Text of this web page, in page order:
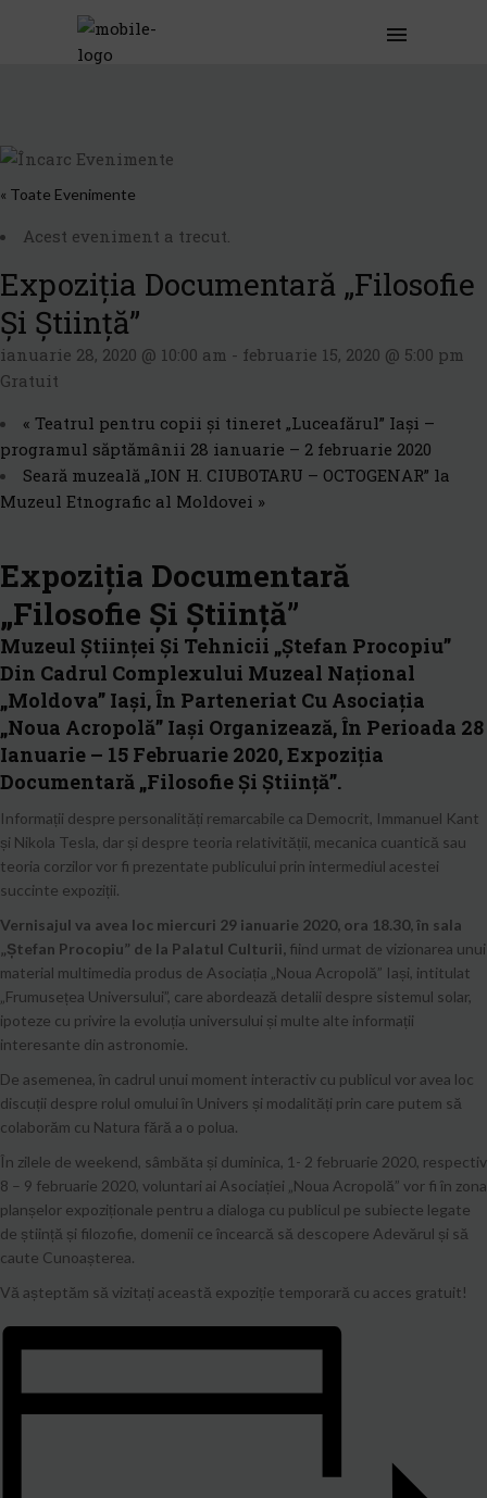
« Toate Evenimente
Acest eveniment a trecut.
Expoziția Documentară „Filosofie
Și Știință”
ianuarie 28, 2020 @ 10:00 am - februarie 15, 2020 @ 5:00 pm
Gratuit
« Teatrul pentru copii și tineret „Luceafărul” Iași –
programul săptămânii 28 ianuarie – 2 februarie 2020
Seară muzeală „ION H. CIUBOTARU – OCTOGENAR” la
Muzeul Etnografic al Moldovei »
Expoziția Documentară
„Filosofie Și Știință”
Muzeul Științei Și Tehnicii „Ștefan Procopiu”
Din Cadrul Complexului Muzeal Național
„Moldova” Iași, În Parteneriat Cu Asociația
„Noua Acropolă” Iași Organizează, În Perioada 28
Ianuarie – 15 Februarie 2020, Expoziția
Documentară „Filosofie Și Știință”.
Informații despre personalități remarcabile ca Democrit, Immanuel Kant
și Nikola Tesla, dar și despre teoria relativității, mecanica cuantică sau
teoria corzilor vor fi prezentate publicului prin intermediul acestei
succinte expoziții.
Vernisajul va avea loc miercuri 29 ianuarie 2020, ora 18.30, în sala
„Ștefan Procopiu” de la Palatul Culturii, fiind urmat de vizionarea unui
material multimedia produs de Asociația „Noua Acropolă” Iași, intitulat
„Frumusețea Universului”, care abordează detalii despre sistemul solar,
ipoteze cu privire la evoluția universului și multe alte informații
interesante din astronomie.
De asemenea, în cadrul unui moment interactiv cu publicul vor avea loc
discuții despre rolul omului în Univers și modalități prin care putem să
colaborăm cu Natura fără a o polua.
În zilele de weekend, sâmbăta și duminica, 1- 2 februarie 2020, respectiv
8 – 9 februarie 2020, voluntari ai Asociației „Noua Acropolă” vor fi în zona
planșelor expoziționale pentru a dialoga cu publicul pe subiecte legate
de știință și filozofie, domenii ce încearcă să descopere Adevărul și să
caute Cunoașterea.
Vă așteptăm să vizitați această expoziție temporară cu acces gratuit!